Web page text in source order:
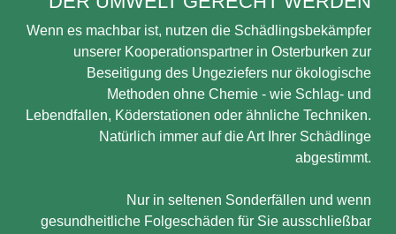
Wenn es machbar ist, nutzen die Schädlingsbekämpfer
unserer Kooperationspartner in Osterburken zur
Beseitigung des Ungeziefers nur ökologische
Methoden ohne Chemie - wie Schlag- und
Lebendfallen, Köderstationen oder ähnliche Techniken.
Natürlich immer auf die Art Ihrer Schädlinge
abgestimmt.
Nur in seltenen Sonderfällen und wenn
gesundheitliche Folgeschäden für Sie ausschließbar